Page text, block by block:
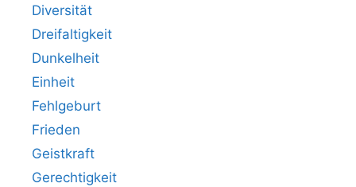
Diversität
Dreifaltigkeit
Dunkelheit
Einheit
Fehlgeburt
Frieden
Geistkraft
Gerechtigkeit